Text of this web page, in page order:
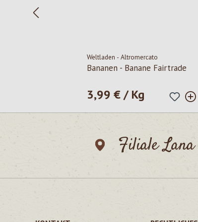
Weltladen - Altromercato
Bananen - Banane Fairtrade
Regulärer Preis:
3,99 € / Kg
Filiale Lana